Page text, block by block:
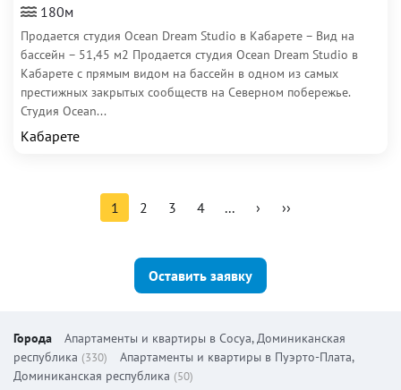
180м
Продается студия Ocean Dream Studio в Кабарете – Вид на
бассейн – 51,45 м2 Продается студия Ocean Dream Studio в
Кабарете с прямым видом на бассейн в одном из самых
престижных закрытых сообществ на Северном побережье.
Студия Ocean...
Кабарете
1 2 3 4 ... › ››
Оставить заявку
Города
Апартаменты и квартиры в Сосуа, Доминиканская
республика (330)
Апартаменты и квартиры в Пуэрто-Плата,
Доминиканская республика (50)